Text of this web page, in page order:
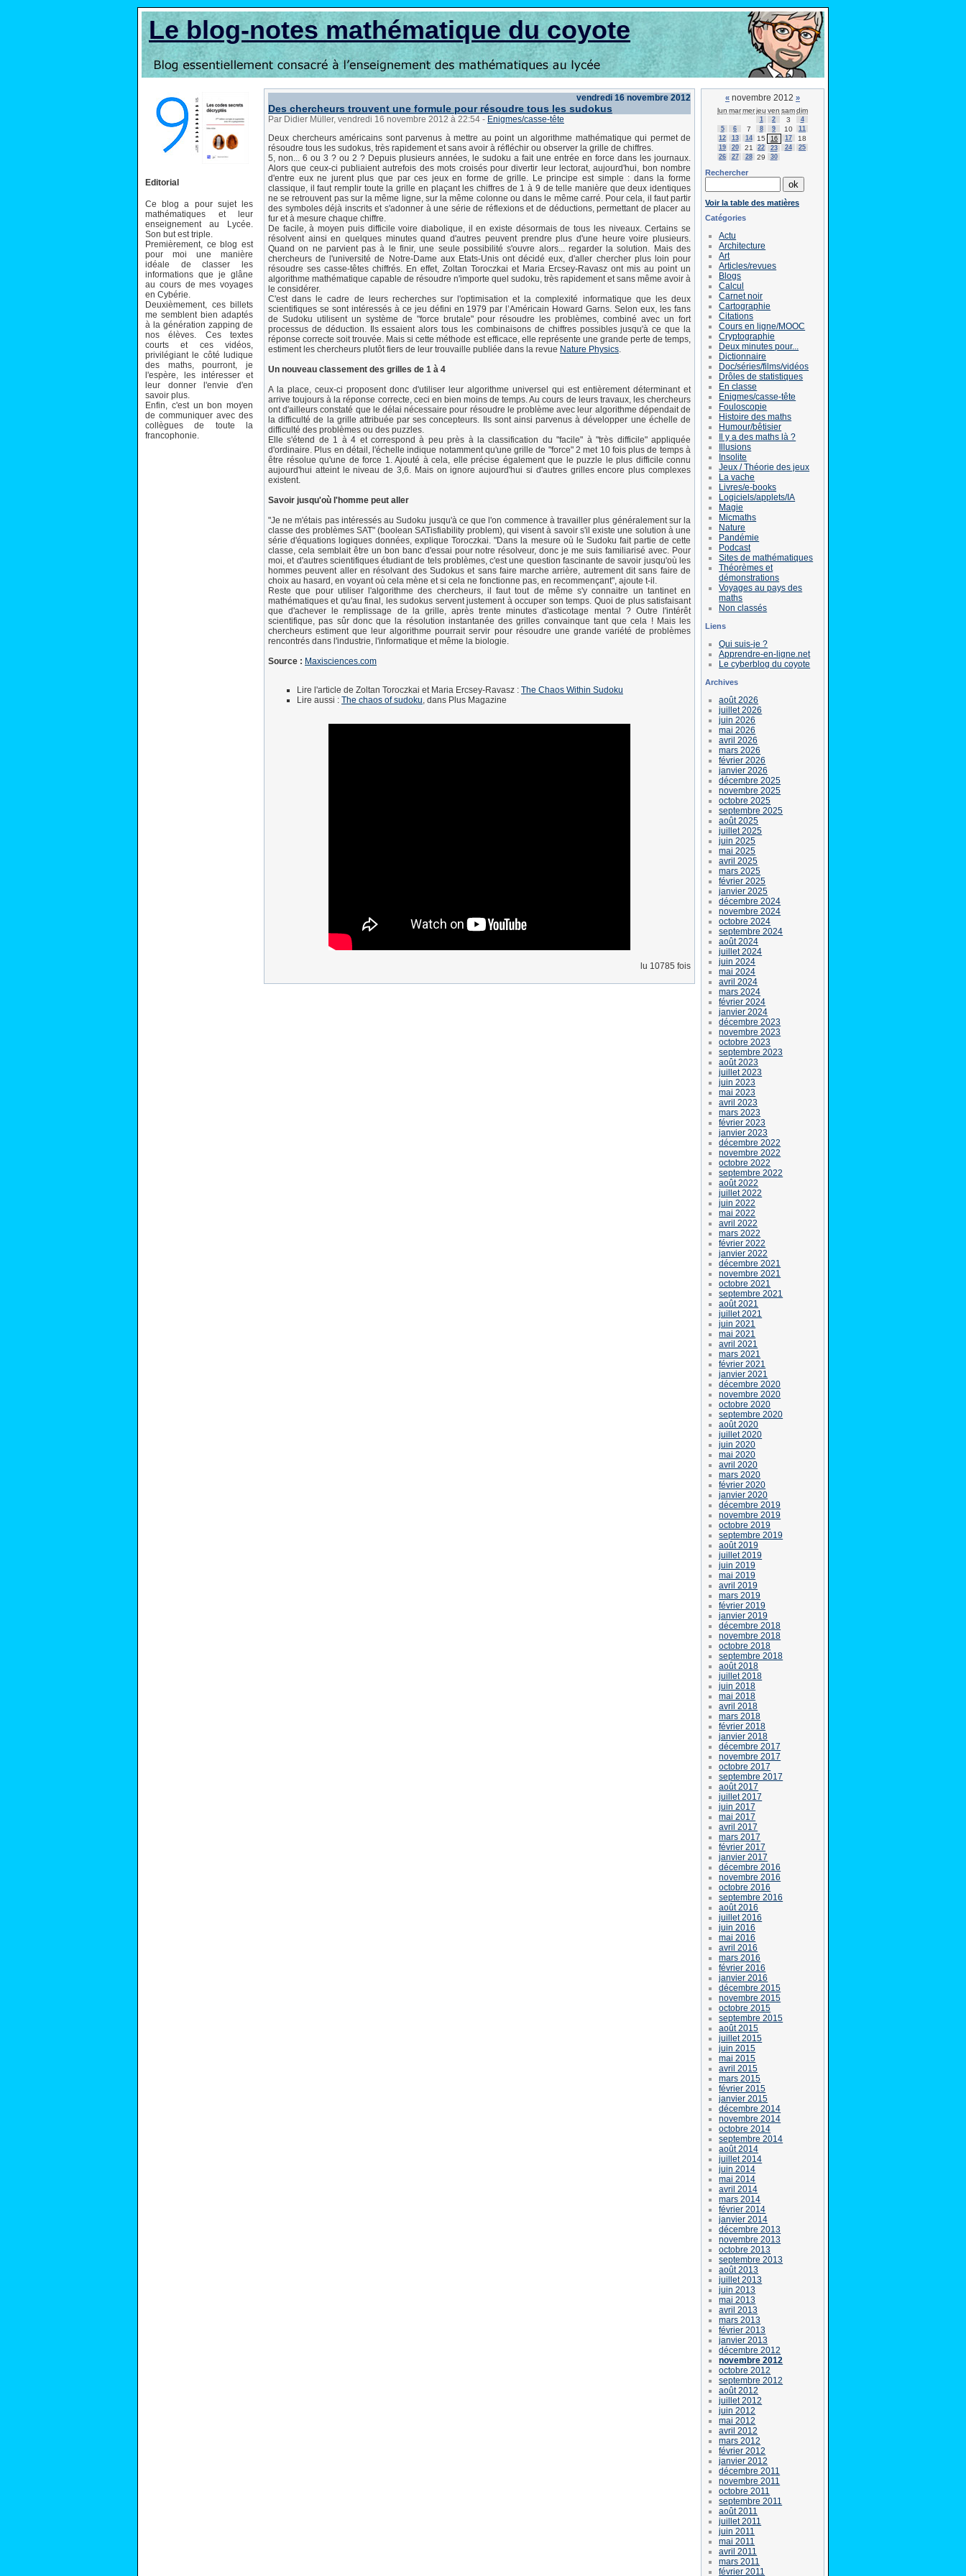
Le blog-notes mathématique du coyote
Editorial
Ce blog a pour sujet les
mathématiques et leur
enseignement au Lycée.
Son but est triple.
Premièrement, ce blog est
pour moi une manière
idéale de classer les
informations que je glâne
au cours de mes voyages
en Cybérie.
Deuxièmement, ces billets
me semblent bien adaptés
à la génération zapping de
nos élèves. Ces textes
courts et ces vidéos,
privilégiant le côté ludique
des maths, pourront, je
l'espère, les intéresser et
leur donner l'envie d'en
savoir plus.
Enfin, c'est un bon moyen
de communiquer avec des
collègues de toute la
francophonie.
vendredi 16 novembre 2012
Des chercheurs trouvent une formule pour résoudre tous les sudokus
Par Didier Müller, vendredi 16 novembre 2012 à 22:54 - Enigmes/casse-tête
Deux chercheurs américains sont parvenus à mettre au point un algorithme mathématique qui permet de
résoudre tous les sudokus, très rapidement et sans avoir à réfléchir ou observer la grille de chiffres.
5, non... 6 ou 3 ? ou 2 ? Depuis plusieurs années, le sudoku a fait une entrée en force dans les journaux.
Alors que ceux-ci publiaient autrefois des mots croisés pour divertir leur lectorat, aujourd'hui, bon nombre
d'entre eux ne jurent plus que par ces jeux en forme de grille. Le principe est simple : dans la forme
classique, il faut remplir toute la grille en plaçant les chiffres de 1 à 9 de telle manière que deux identiques
ne se retrouvent pas sur la même ligne, sur la même colonne ou dans le même carré. Pour cela, il faut partir
des symboles déjà inscrits et s'adonner à une série de réflexions et de déductions, permettant de placer au
fur et à mesure chaque chiffre.
De facile, à moyen puis difficile voire diabolique, il en existe désormais de tous les niveaux. Certains se
résolvent ainsi en quelques minutes quand d'autres peuvent prendre plus d'une heure voire plusieurs.
Quand on ne parvient pas à le finir, une seule possibilité s'ouvre alors... regarder la solution. Mais des
chercheurs de l'université de Notre-Dame aux Etats-Unis ont décidé eux, d'aller chercher plus loin pour
résoudre ses casse-têtes chiffrés. En effet, Zoltan Toroczkai et Maria Ercsey-Ravasz ont mis au point un
algorithme mathématique capable de résoudre n'importe quel sudoku, très rapidement et sans même avoir à
le considérer.
C'est dans le cadre de leurs recherches sur l'optimisation et la complexité informatique que les deux
scientifiques se sont intéressés à ce jeu défini en 1979 par l’Américain Howard Garns. Selon eux, les fans
de Sudoku utilisent un système de "force brutale" pour résoudre les problèmes, combiné avec un fort
processus de déduction. Ils essaient alors tous les combinaisons de chiffres possibles jusqu'à ce que la
réponse correcte soit trouvée. Mais si cette méthode est efficace, elle représente une grande perte de temps,
estiment les chercheurs plutôt fiers de leur trouvaille publiée dans la revue Nature Physics.
Un nouveau classement des grilles de 1 à 4
A la place, ceux-ci proposent donc d'utiliser leur algorithme universel qui est entièrement déterminant et
arrive toujours à la réponse correcte, ceci en bien moins de temps. Au cours de leurs travaux, les chercheurs
ont d'ailleurs constaté que le délai nécessaire pour résoudre le problème avec leur algorithme dépendait de
la difficulté de la grille attribuée par ses concepteurs. Ils sont ainsi parvenus à développer une échelle de
difficulté des problèmes ou des puzzles.
Elle s'étend de 1 à 4 et correspond à peu près à la classification du "facile" à "très difficile" appliquée
d'ordinaire. Plus en détail, l'échelle indique notamment qu'une grille de "force" 2 met 10 fois plus de temps à
être résolue qu'une de force 1. Ajouté à cela, elle précise également que le puzzle le plus difficile connu
aujourd'hui atteint le niveau de 3,6. Mais on ignore aujourd'hui si d'autres grilles encore plus complexes
existent.
Savoir jusqu'où l'homme peut aller
"Je ne m'étais pas intéressés au Sudoku jusqu'à ce que l'on commence à travailler plus généralement sur la
classe des problèmes SAT" (boolean SATisfiability problem), qui visent à savoir s'il existe une solution à une
série d'équations logiques données, explique Toroczkai. "Dans la mesure où le Sudoku fait partie de cette
classe, cela semblait être un bon banc d'essai pour notre résolveur, donc je me suis familiarisé avec. Pour
moi, et d'autres scientifiques étudiant de tels problèmes, c'est une question fascinante de savoir jusqu'où les
hommes peuvent aller en résolvant des Sudokus et sans faire marche arrière, autrement dit sans faire de
choix au hasard, en voyant où cela mène et si cela ne fonctionne pas, en recommençant", ajoute t-il.
Reste que pour utiliser l'algorithme des chercheurs, il faut tout de même s'y connaitre un tantinet en
mathématiques et qu'au final, les sudokus servent justement à occuper son temps. Quoi de plus satisfaisant
que d'achever le remplissage de la grille, après trente minutes d'asticotage mental ? Outre l'intérêt
scientifique, pas sûr donc que la résolution instantanée des grilles convainque tant que cela ! Mais les
chercheurs estiment que leur algorithme pourrait servir pour résoudre une grande variété de problèmes
rencontrés dans l'industrie, l'informatique et même la biologie.
Source : Maxisciences.com
Lire l'article de Zoltan Toroczkai et Maria Ercsey-Ravasz : The Chaos Within Sudoku
Lire aussi : The chaos of sudoku, dans Plus Magazine
lu 10785 fois
« novembre 2012 »
lun marmerjeu ven samdim
1 2 3
4
5
6 7 8 9 10
11
12
13 14 15 16 17 18
19 20 21 22 23 24
25
26
27 28 29 30
Rechercher
Voir la table des matières
Catégories
Actu
Architecture
Art
Articles/revues
Blogs
Calcul
Carnet noir
Cartographie
Citations
Cours en ligne/MOOC
Cryptographie
Deux minutes pour...
Dictionnaire
Doc/séries/films/vidéos
Drôles de statistiques
En classe
Enigmes/casse-tête
Fouloscopie
Histoire des maths
Humour/bêtisier
Il y a des maths là ?
Illusions
Insolite
Jeux / Théorie des jeux
La vache
Livres/e-books
Logiciels/applets/IA
Magie
Micmaths
Nature
Pandémie
Podcast
Sites de mathématiques
Théorèmes et
démonstrations
Voyages au pays des
maths
Non classés
Liens
Qui suis-je ?
Apprendre-en-ligne.net
Le cyberblog du coyote
Archives
août 2026
juillet 2026
juin 2026
mai 2026
avril 2026
mars 2026
février 2026
janvier 2026
décembre 2025
novembre 2025
octobre 2025
septembre 2025
août 2025
juillet 2025
juin 2025
mai 2025
avril 2025
mars 2025
février 2025
janvier 2025
décembre 2024
novembre 2024
octobre 2024
septembre 2024
août 2024
juillet 2024
juin 2024
mai 2024
avril 2024
mars 2024
février 2024
janvier 2024
décembre 2023
novembre 2023
octobre 2023
septembre 2023
août 2023
juillet 2023
juin 2023
mai 2023
avril 2023
mars 2023
février 2023
janvier 2023
décembre 2022
novembre 2022
octobre 2022
septembre 2022
août 2022
juillet 2022
juin 2022
mai 2022
avril 2022
mars 2022
février 2022
janvier 2022
décembre 2021
novembre 2021
octobre 2021
septembre 2021
août 2021
juillet 2021
juin 2021
mai 2021
avril 2021
mars 2021
février 2021
janvier 2021
décembre 2020
novembre 2020
octobre 2020
septembre 2020
août 2020
juillet 2020
juin 2020
mai 2020
avril 2020
mars 2020
février 2020
janvier 2020
décembre 2019
novembre 2019
octobre 2019
septembre 2019
août 2019
juillet 2019
juin 2019
mai 2019
avril 2019
mars 2019
février 2019
janvier 2019
décembre 2018
novembre 2018
octobre 2018
septembre 2018
août 2018
juillet 2018
juin 2018
mai 2018
avril 2018
mars 2018
février 2018
janvier 2018
décembre 2017
novembre 2017
octobre 2017
septembre 2017
août 2017
juillet 2017
juin 2017
mai 2017
avril 2017
mars 2017
février 2017
janvier 2017
décembre 2016
novembre 2016
octobre 2016
septembre 2016
août 2016
juillet 2016
juin 2016
mai 2016
avril 2016
mars 2016
février 2016
janvier 2016
décembre 2015
novembre 2015
octobre 2015
septembre 2015
août 2015
juillet 2015
juin 2015
mai 2015
avril 2015
mars 2015
février 2015
janvier 2015
décembre 2014
novembre 2014
octobre 2014
septembre 2014
août 2014
juillet 2014
juin 2014
mai 2014
avril 2014
mars 2014
février 2014
janvier 2014
décembre 2013
novembre 2013
octobre 2013
septembre 2013
août 2013
juillet 2013
juin 2013
mai 2013
avril 2013
mars 2013
février 2013
janvier 2013
décembre 2012
novembre 2012
octobre 2012
septembre 2012
août 2012
juillet 2012
juin 2012
mai 2012
avril 2012
mars 2012
février 2012
janvier 2012
décembre 2011
novembre 2011
octobre 2011
septembre 2011
août 2011
juillet 2011
juin 2011
mai 2011
avril 2011
mars 2011
février 2011